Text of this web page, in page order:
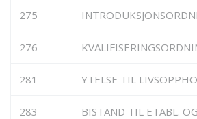
275
276
281 YTELSE TIL
283
BISTAND TIL ETABL. OG